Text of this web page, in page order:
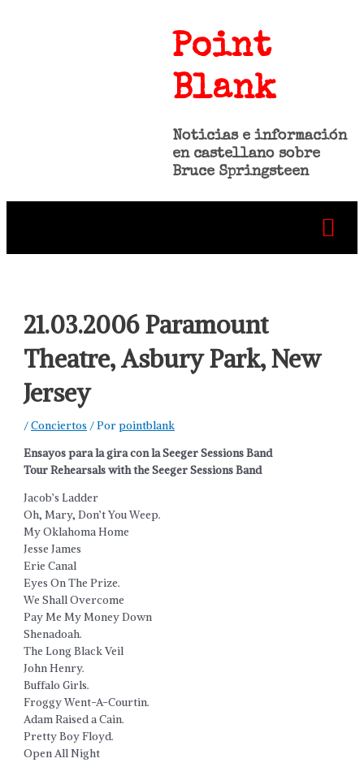
Point
Blank
Noticias e información
en castellano sobre
Bruce Springsteen
21.03.2006 Paramount
Theatre, Asbury Park, New
Jersey
/Conciertos / Porpointblank
Ensayos para la gira con la Seeger Sessions Band
Tour Rehearsals with the Seeger Sessions Band
Jacob’s Ladder
Oh, Mary, Don’t You Weep.
My Oklahoma Home
Jesse James
Erie Canal
Eyes On The Prize.
We Shall Overcome
Pay Me My Money Down
Shenadoah.
The Long Black Veil
John Henry.
Buffalo Girls.
Froggy Went-A-Courtin.
Adam Raised a Cain.
Pretty Boy Floyd.
Open All Night